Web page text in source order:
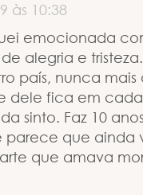
às 10:38
emocionada
alegria e
país, nunca
dele fica em cada
sinto. Faz 10
parece que ainda
que amava